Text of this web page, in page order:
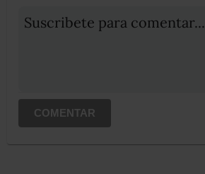
Suscribete para comentar...
COMENTAR